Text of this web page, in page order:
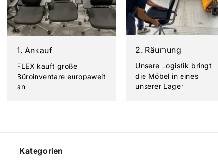
1. Ankauf
FLEX kauft große
Büroinventare europaweit
an
2. Räumung
Unsere Logistik bringt
die Möbel in eines
unserer Lager
Kategorien